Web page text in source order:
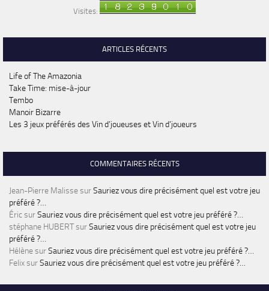
Visites:
ARTICLES RÉCENTS
Life of The Amazonia
Take Time: mise-à-jour
Tembo
Manoir Bizarre
Les 3 jeux préférés des Vin d’joueuses et Vin d’joueurs
COMMENTAIRES RÉCENTS
Jean-Pierre MalissesurSauriez vous dire précisément quel est votre jeu
préféré ?…
ÉricsurSauriez vous dire précisément quel est votre jeu préféré ?…
stéphane HUBERTsurSauriez vous dire précisément quel est votre jeu
préféré ?…
HélènesurSauriez vous dire précisément quel est votre jeu préféré ?…
FelixsurSauriez vous dire précisément quel est votre jeu préféré ?…